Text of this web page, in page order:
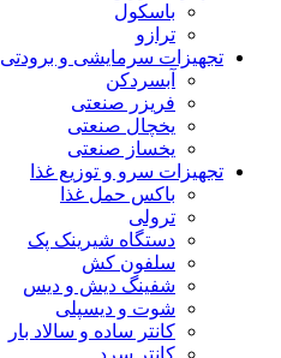
باسکول
ترازو
تجهیزات سرمایشی و برودتی
آبسردکن
فریزر صنعتی
یخچال صنعتی
یخساز صنعتی
تجهیزات سرو و توزیع غذا
باکس حمل غذا
ترولی
دستگاه شیرینک پک
سلفون کش
شفینگ دیش و دیس
شوت و دیسپلی
کانتر ساده و سالاد بار
کانتر سرد